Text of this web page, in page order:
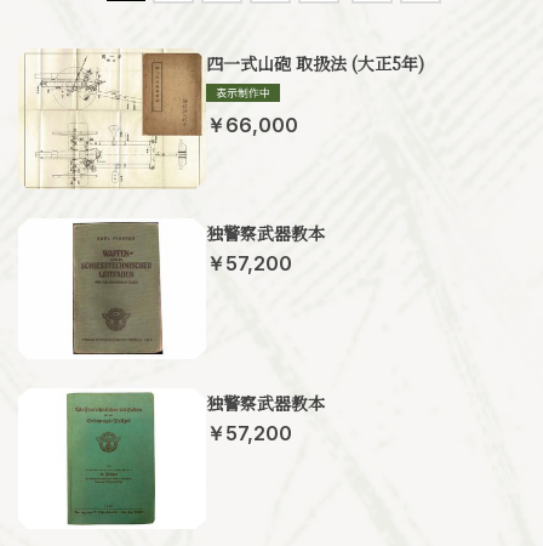
四一式山砲 取扱法 (大正5年)
￥66,000
独警察武器教本
￥57,200
独警察武器教本
￥57,200